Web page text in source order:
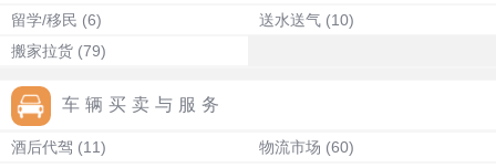
留学/移民 (6) 送水送气 (10)
搬家拉货 (79)
车辆买卖与服务
酒后代驾 (11) 物流市场 (60)